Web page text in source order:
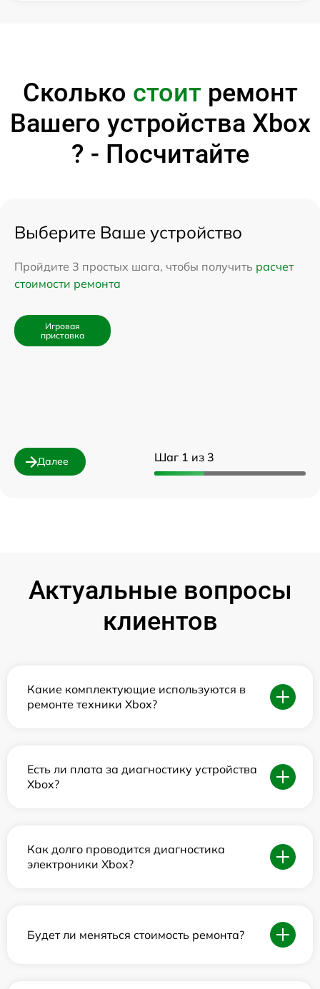
Сколько стоитремонт
Вашего устройства Xbox
? - Посчитайте
Шаг 1 из 3
Выберите Ваше устройство
Пройдите 3 простых шага, чтобы получить расчет
стоимости ремонта
Игровая
приставка
Далее
Актуальные вопросы
клиентов
Какие комплектующие используются в
ремонте техники Xbox?
Есть ли плата за диагностику устройства
Xbox?
Как долго проводится диагностика
электроники Xbox?
Будет ли меняться стоимость ремонта?